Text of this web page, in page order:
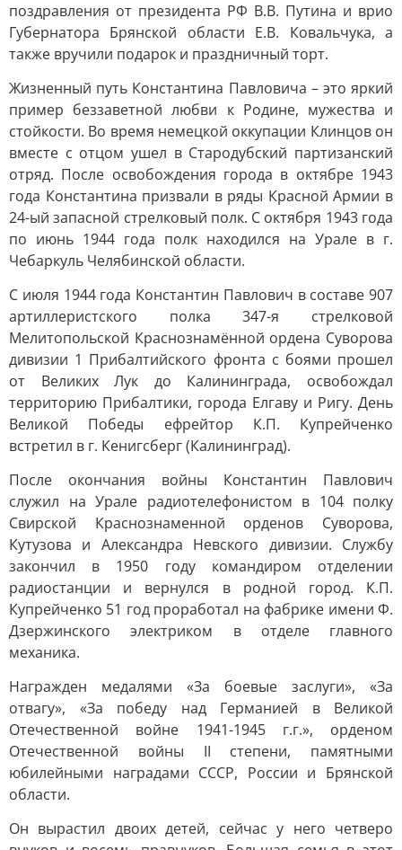
поздравления от президента РФ В.В. Путина и врио
Губернатора Брянской области Е.В. Ковальчука, а
также вручили подарок и праздничный торт.
Жизненный путь Константина Павловича – это яркий
пример беззаветной любви к Родине, мужества и
стойкости. Во время немецкой оккупации Клинцов он
вместе с отцом ушел в Стародубский партизанский
отряд. После освобождения города в октябре 1943
года Константина призвали в ряды Красной Армии в
24-ый запасной стрелковый полк. С октября 1943 года
по июнь 1944 года полк находился на Урале в г.
Чебаркуль Челябинской области.
С июля 1944 года Константин Павлович в составе 907
артиллеристского полка 347-я стрелковой
Мелитопольской Краснознамённой ордена Суворова
дивизии 1 Прибалтийского фронта с боями прошел
от Великих Лук до Калининграда, освобождал
территорию Прибалтики, города Елгаву и Ригу. День
Великой Победы ефрейтор К.П. Купрейченко
встретил в г. Кенигсберг (Калининград).
После окончания войны Константин Павлович
служил на Урале радиотелефонистом в 104 полку
Свирской Краснознаменной орденов Суворова,
Кутузова и Александра Невского дивизии. Службу
закончил в 1950 году командиром отделении
радиостанции и вернулся в родной город. К.П.
Купрейченко 51 год проработал на фабрике имени Ф.
Дзержинского электриком в отделе главного
механика.
Награжден медалями «За боевые заслуги», «За
отвагу», «За победу над Германией в Великой
Отечественной войне 1941-1945 г.г.», орденом
Отечественной войны II степени, памятными
юбилейными наградами СССР, России и Брянской
области.
Он вырастил двоих детей, сейчас у него четверо